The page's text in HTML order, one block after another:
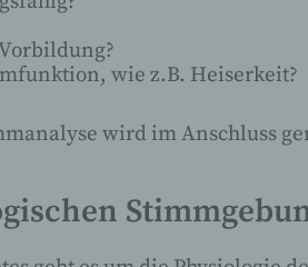
wie z.B. Heiserkeit?
wird im Anschluss
automatisierter Verfahren
jede solche Vorgangsreihe
Erfassen, die Organisation,
Speicherung, die
Offenlegung durch
andere Form der